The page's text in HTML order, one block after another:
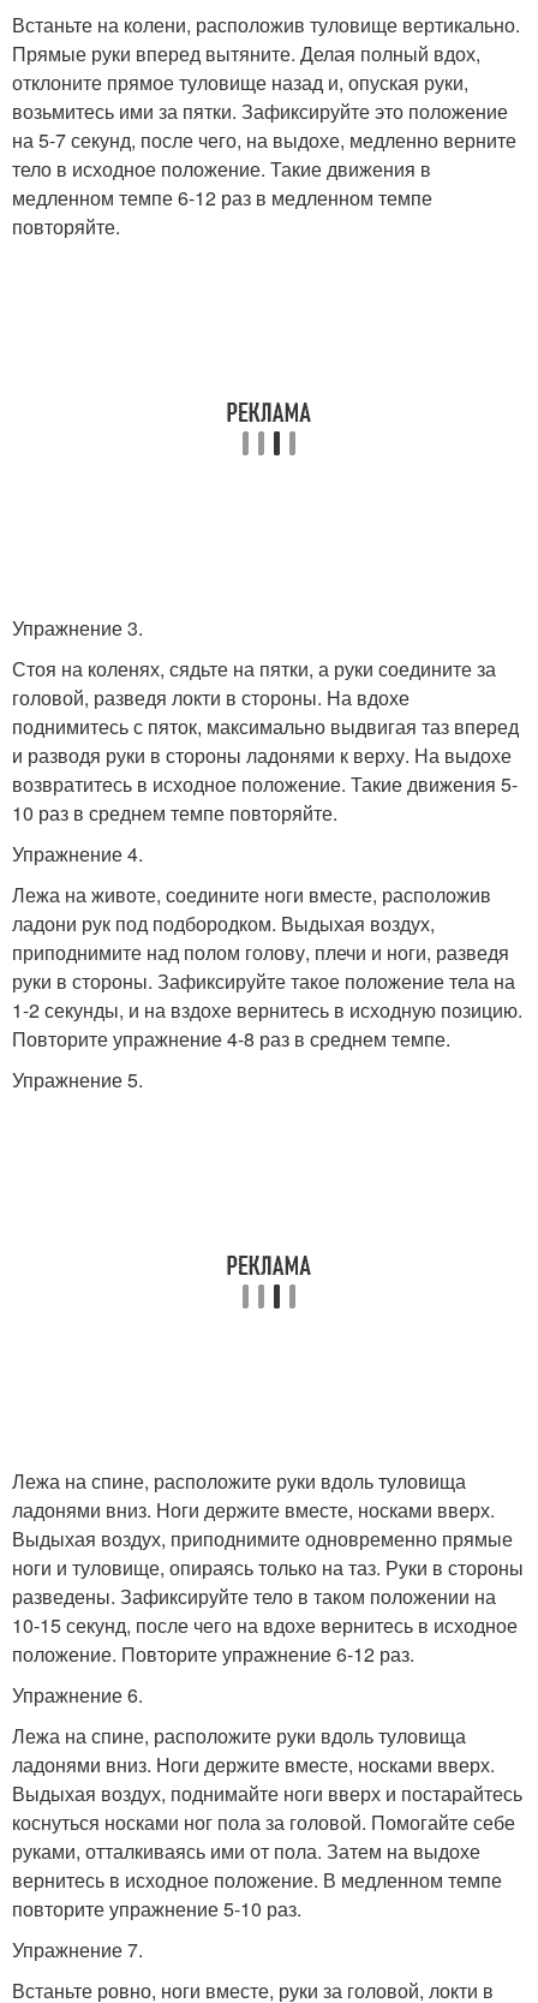
Встаньте на колени, расположив туловище вертикально.
Прямые руки вперед вытяните. Делая полный вдох,
отклоните прямое туловище назад и, опуская руки,
возьмитесь ими за пятки. Зафиксируйте это положение
на 5-7 секунд, после чего, на выдохе, медленно верните
тело в исходное положение. Такие движения в
медленном темпе 6-12 раз в медленном темпе
повторяйте.
Упражнение 3.
Стоя на коленях, сядьте на пятки, а руки соедините за
головой, разведя локти в стороны. На вдохе
поднимитесь с пяток, максимально выдвигая таз вперед
и разводя руки в стороны ладонями к верху. На выдохе
возвратитесь в исходное положение. Такие движения 5-
10 раз в среднем темпе повторяйте.
Упражнение 4.
Лежа на животе, соедините ноги вместе, расположив
ладони рук под подбородком. Выдыхая воздух,
приподнимите над полом голову, плечи и ноги, разведя
руки в стороны. Зафиксируйте такое положение тела на
1-2 секунды, и на вздохе вернитесь в исходную позицию.
Повторите упражнение 4-8 раз в среднем темпе.
Упражнение 5.
Лежа на спине, расположите руки вдоль туловища
ладонями вниз. Ноги держите вместе, носками вверх.
Выдыхая воздух, приподнимите одновременно прямые
ноги и туловище, опираясь только на таз. Руки в стороны
разведены. Зафиксируйте тело в таком положении на
10-15 секунд, после чего на вдохе вернитесь в исходное
положение. Повторите упражнение 6-12 раз.
Упражнение 6.
Лежа на спине, расположите руки вдоль туловища
ладонями вниз. Ноги держите вместе, носками вверх.
Выдыхая воздух, поднимайте ноги вверх и постарайтесь
коснуться носками ног пола за головой. Помогайте себе
руками, отталкиваясь ими от пола. Затем на выдохе
вернитесь в исходное положение. В медленном темпе
повторите упражнение 5-10 раз.
Упражнение 7.
Встаньте ровно, ноги вместе, руки за головой, локти в